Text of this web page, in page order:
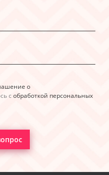
о
с обработкой персональных